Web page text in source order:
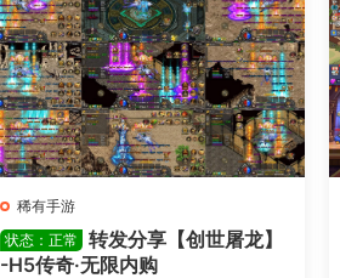
稀有手游
状态：正常
转发分享【创世屠龙】
-H5传奇·无限内购